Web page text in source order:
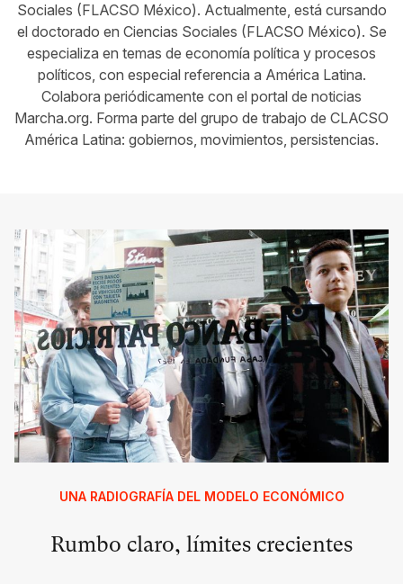
Sociales (FLACSO México). Actualmente, está cursando
el doctorado en Ciencias Sociales (FLACSO México). Se
especializa en temas de economía política y procesos
políticos, con especial referencia a América Latina.
Colabora periódicamente con el portal de noticias
Marcha.org. Forma parte del grupo de trabajo de CLACSO
América Latina: gobiernos, movimientos, persistencias.
UNA RADIOGRAFÍA DEL MODELO ECONÓMICO
Rumbo claro, límites crecientes